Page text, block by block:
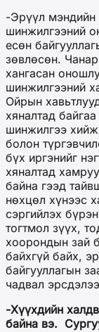
-Эрүүл мэндийн
шинжилгээний
есөн
зөвлөсөн.
хангасан
шинжилгээний
Ойрын
хяналтад
шинжилгээ
болон
бүх иргэнийг
хяналтад
байна гээд
нөхцөл хүнээс
сэргийлэх
тогтмол зүүх,
хоорондын зай
байхгүй байх,
байгууллагын
чадвал
-Хүүхдийн
байна вэ.